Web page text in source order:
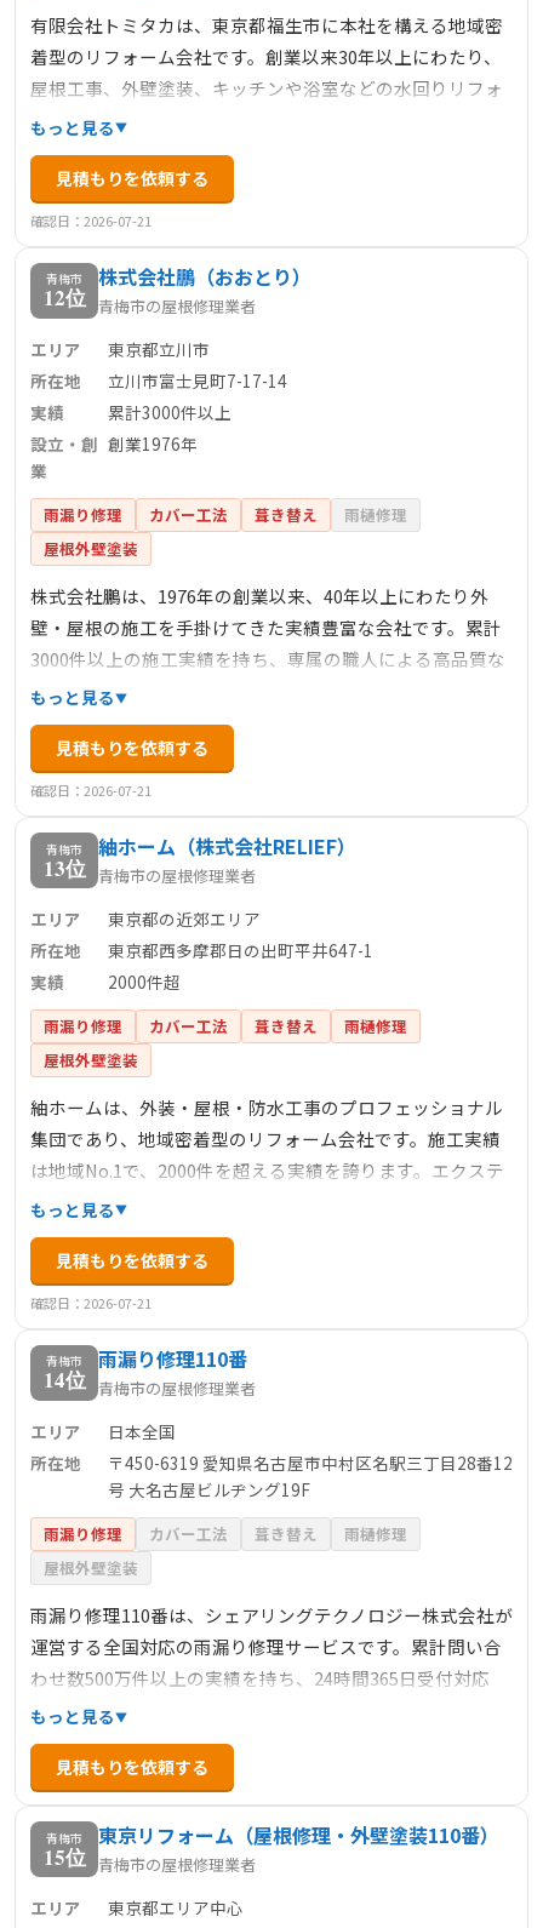
有限会社トミタカは、東京都福生市に本社を構える地域密
着型のリフォーム会社です。創業以来30年以上にわたり、
屋根工事、外壁塗装、キッチンや浴室などの水回りリフォ
ームまで、幅広いサービスを提供しています。特に屋根工
事においては、屋根診断士が在籍し、適切な診断と提案を
行っています。年間約533件の施工実績（2024年）を持
ち、多くのお客様から信頼を得ています。無料診断や見積
もりも行っており、アフターサービスも充実しています。
もっと見る
見積もりを依頼する
確認日：2026-07-21
青梅市
12位
株式会社鵬（おおとり）
青梅市の屋根修理業者
エリア
東京都立川市
所在地
立川市富士見町7-17-14
実績
累計3000件以上
設立・創
業
創業1976年
雨漏り修理 カバー工法 葺き替え
雨樋修理
屋根外壁塗装
株式会社鵬は、1976年の創業以来、40年以上にわたり外
壁・屋根の施工を手掛けてきた実績豊富な会社です。累計
3000件以上の施工実績を持ち、専属の職人による高品質な
施工が特徴です。お客様に安心していただけるよう、調査
箇所を撮影し、納得いただいてから作業を進めるなど、丁
寧な対応を心掛けています。独自のカバー工法により、優
れた断熱性能の屋根を実現し、軽量屋根材を用いることで
耐震性の向上にも寄与しています。
もっと見る
見積もりを依頼する
確認日：2026-07-21
青梅市
13位
紬ホーム（株式会社RELIEF）
青梅市の屋根修理業者
エリア
東京都の近郊エリア
所在地
東京都西多摩郡日の出町平井647-1
実績
2000件超
雨漏り修理 カバー工法 葺き替え
雨樋修理
屋根外壁塗装
紬ホームは、外装・屋根・防水工事のプロフェッショナル
集団であり、地域密着型のリフォーム会社です。施工実績
は地域No.1で、2000件を超える実績を誇ります。エクステ
リアや内装設備工事にも力を入れており、幅広い施工業務
を高品質で提供しています。厳しい現場管理者の目にかな
った熟練の職人を採用し、塗装や防水の耐久性を最大限に
引き出す技術を保持しています。ドローンを活用した無料
診断や足場工事費の50％オフなど、顧客に寄り添ったサー
ビスを提供しています。
もっと見る
見積もりを依頼する
確認日：2026-07-21
青梅市
14位
雨漏り修理110番
青梅市の屋根修理業者
エリア
日本全国
所在地
〒450-6319 愛知県名古屋市中村区名駅三丁目28番12
号 大名古屋ビルヂング19F
雨漏り修理 カバー工法 葺き替え
雨樋修理
屋根外壁塗装
雨漏り修理110番は、シェアリングテクノロジー株式会社が
運営する全国対応の雨漏り修理サービスです。累計問い合
わせ数500万件以上の実績を持ち、24時間365日受付対応
で、緊急の雨漏りトラブルにも迅速に対応します。料金は
明確で、下地処理3900円/㎡～、カバー工法6600円/㎡～な
ど、部分修理から大規模な修繕まで幅広く対応していま
す。見積もり後の追加料金は不要で、安心して依頼できる
点も特徴です。
もっと見る
見積もりを依頼する
青梅市
15位
東京リフォーム（屋根修理・外壁塗装110番）
青梅市の屋根修理業者
エリア
東京都エリア中心